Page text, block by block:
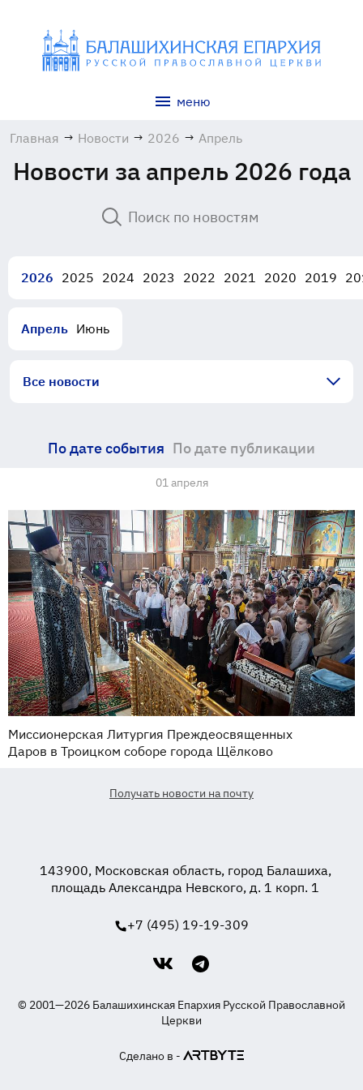
меню
Главная → Новости → 2026 → Апрель
Новости за апрель 2026 года
2026 2025 2024 2023 2022 2021 2020 2019
Апрель Июнь
Все новости
По дате события По дате публикации
01 апреля
Миссионерская Литургия Преждеосвященных
Даров в Троицком соборе города Щёлково
Получать новости на почту
143900, Московская область, город Балашиха,
площадь Александра Невского, д. 1 корп. 1
+7 (495) 19-19-309
© 2001—2026 Балашихинская Епархия Русской Православной
Церкви
Сделано в -